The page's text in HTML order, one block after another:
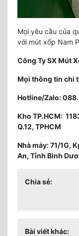
Mọi yêu cầu của
với mút xốp Nam
Công Ty SX Mút
Mọi thông tin chi
Hotline/Zalo:
Kho TP.HCM:
Q.12, TPHCM
Nhà máy: 71/1G,
An, Tỉnh Bình
Chia sẻ:
Bài viết khác: